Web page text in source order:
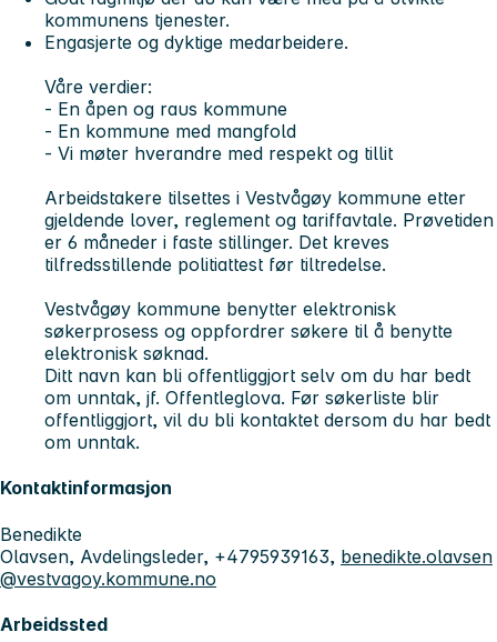
kommunens tjenester.
Engasjerte og dyktige medarbeidere.
Våre verdier:
- En åpen og raus kommune
- En kommune med mangfold
- Vi møter hverandre med respekt og tillit
Arbeidstakere tilsettes i Vestvågøy kommune etter
gjeldende lover, reglement og tariffavtale. Prøvetiden
er 6 måneder i faste stillinger. Det kreves
tilfredsstillende politiattest før tiltredelse.
Vestvågøy kommune benytter elektronisk
søkerprosess og oppfordrer søkere til å benytte
elektronisk søknad.
Ditt navn kan bli offentliggjort selv om du har bedt
om unntak, jf. Offentleglova. Før søkerliste blir
offentliggjort, vil du bli kontaktet dersom du har bedt
om unntak.
Kontaktinformasjon
Benedikte
Olavsen, Avdelingsleder, +4795939163, benedikte.olavsen
@vestvagoy.kommune.no
Arbeidssted